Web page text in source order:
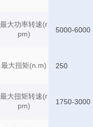
最大功率转速(r
pm)
最大扭矩(n.m)
最大扭矩转速(r
pm)
5000-6000
250
1750-3000